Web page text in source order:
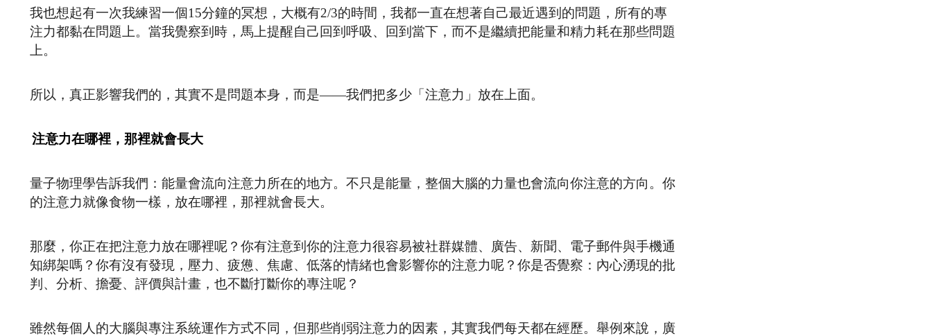
我也想起有一次我練習一個15分鐘的冥想，大概有2/3的時間，我都一直在想著自己最近遇到的問題，所有的專
注力都黏在問題上。當我覺察到時，馬上提醒自己回到呼吸、回到當下，而不是繼續把能量和精力耗在那些問題
上。
所以，真正影響我們的，其實不是問題本身，而是——我們把多少「注意力」放在上面。
注意力在哪裡，那裡就會長大
量子物理學告訴我們：能量會流向注意力所在的地方。不只是能量，整個大腦的力量也會流向你注意的方向。你
的注意力就像食物一樣，放在哪裡，那裡就會長大。
那麼，你正在把注意力放在哪裡呢？你有注意到你的注意力很容易被社群媒體、廣告、新聞、電子郵件與手機通
知綁架嗎？你有沒有發現，壓力、疲憊、焦慮、低落的情緒也會影響你的注意力呢？你是否覺察：內心湧現的批
判、分析、擔憂、評價與計畫，也不斷打斷你的專注呢？
雖然每個人的大腦與專注系統運作方式不同，但那些削弱注意力的因素，其實我們每天都在經歷。舉例來說，廣